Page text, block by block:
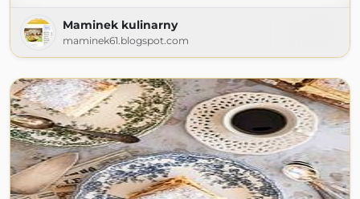
Maminek kulinarny
maminek61.blogspot.com